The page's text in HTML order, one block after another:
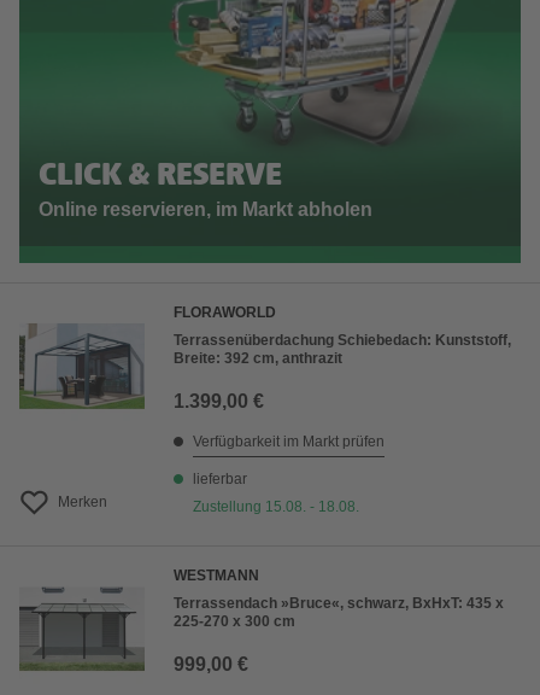
CLICK & RESERVE
Online reservieren, im Markt abholen
Merken
FLORAWORLD
Terrassenüberdachung Schiebedach: Kunststoff,
Breite: 392 cm, anthrazit
1.399,00 €
Verfügbarkeit im Markt prüfen
lieferbar
Zustellung 15.08. - 18.08.
WESTMANN
Terrassendach »Bruce«, schwarz, BxHxT: 435 x
225-270 x 300 cm
999,00 €